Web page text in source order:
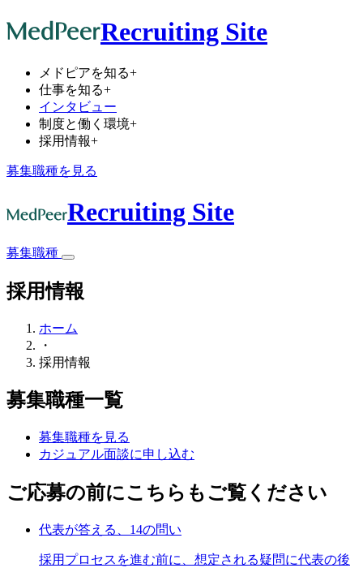
Recruiting Site
メドピアを知る+
仕事を知る+
インタビュー
制度と働く環境+
採用情報+
募集職種を見る
Recruiting Site
募集職種
採用情報
ホーム
・
採用情報
募集職種一覧
募集職種を見る
カジュアル面談に申し込む
ご応募の前にこちらもご覧ください
代表が答える、14の問い
採用プロセスを進む前に、想定される疑問に代表の後